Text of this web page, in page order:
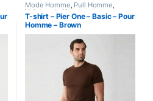
Mode Homme, Pull Homme,
Vetements Homme
T-shirt – Pier One – Basic – Pour
Homme – Brown